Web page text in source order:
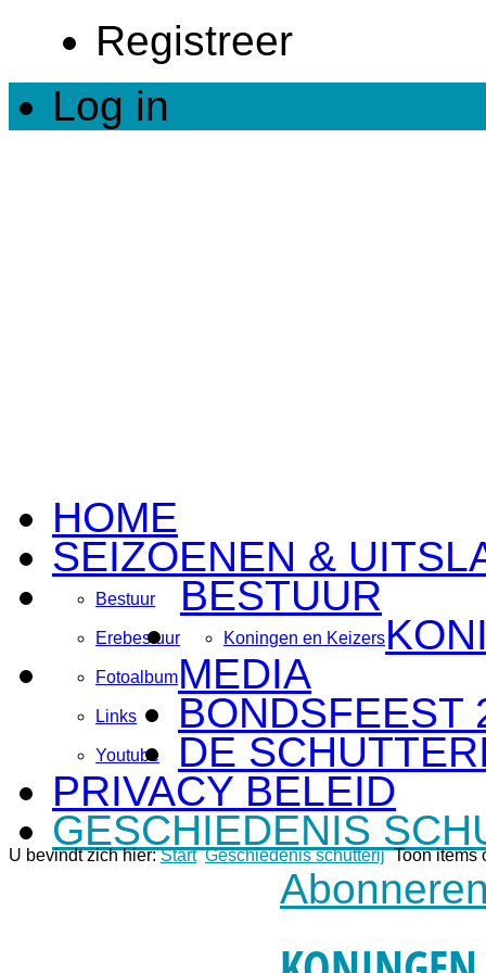
Registreer
Log in
HOME
SEIZOENEN &
BESTUUR
Bestuur
Erebestuur Koningen en Keizers
MEDIA
Fotoalbum
Links
Youtube
BONDSFEEST
DE
PRIVACY BELEID
GESCHIEDENIS
U bevindt zich hier:Start Geschiedenis schutterij Toon items